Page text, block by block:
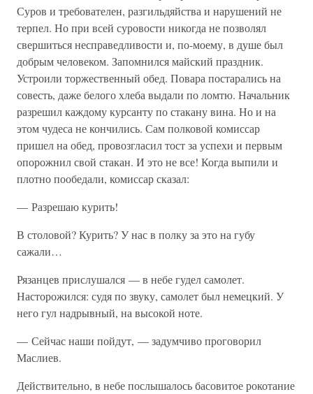
Суров и требователен, разгильдяйства и нарушений не
терпел. Но при всей суровости никогда не позволял
свершиться несправедливости и, по-моему, в душе был
добрым человеком. Запомнился майский праздник.
Устроили торжественный обед. Повара постарались на
совесть, даже белого хлеба выдали по ломтю. Начальник
разрешил каждому курсанту по стакану вина. Но и на
этом чудеса не кончились. Сам полковой комиссар
пришел на обед, провозгласил тост за успехи и первым
опорожнил свой стакан. И это не все! Когда выпили и
плотно пообедали, комиссар сказал:
— Разрешаю курить!
В столовой? Курить? У нас в полку за это на губу
сажали…
Рязанцев прислушался — в небе гудел самолет.
Насторожился: судя по звуку, самолет был немецкий. У
него гул надрывный, на высокой ноте.
— Сейчас наши пойдут, — задумчиво проговорил
Маслиев.
Действительно, в небе послышалось басовитое рокотание